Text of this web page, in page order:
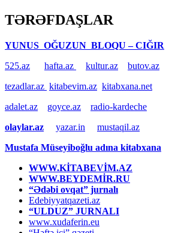
TƏRƏFDAŞLAR
YUNUS OĞUZUN BLOQU – CIĞIR
525.az
hafta.az kultur.az
butov.az
tezadlar.az kitabevim.az kitabxana.net
adalet.az
goyce.az
radio-kardeche
olaylar.az
yazar.in
mustaqil.az
Mustafa Müseyiboğlu adına kitabxana
WWW.KİTABEVİM.AZ
WWW.BEYDEMİR.RU
“Ədəbi ovqat” jurnalı
Edebiyyatqazeti.az
“ULDUZ” JURNALI
www.xudaferin.eu